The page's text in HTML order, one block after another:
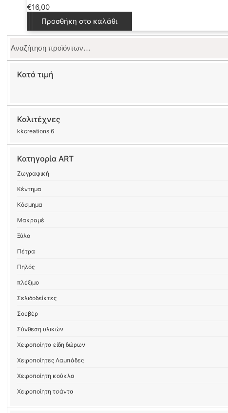
€16,00
Προσθήκη στο καλάθι
για:
Κατά τιμή
Καλιτέχνες
kkcreations 6
Κατηγορία ART
Ζωγραφική
Κέντημα
Κόσμημα
Μακραμέ
Ξύλο
Πέτρα
Πηλός
πλέξιμο
Σελιδοδείκτες
Σουβέρ
Σύνθεση υλικών
Χειροποίητα είδη δώρων
Χειροποίητες Λαμπάδες
Χειροποίητη κούκλα
Χειροποίητη τσάντα